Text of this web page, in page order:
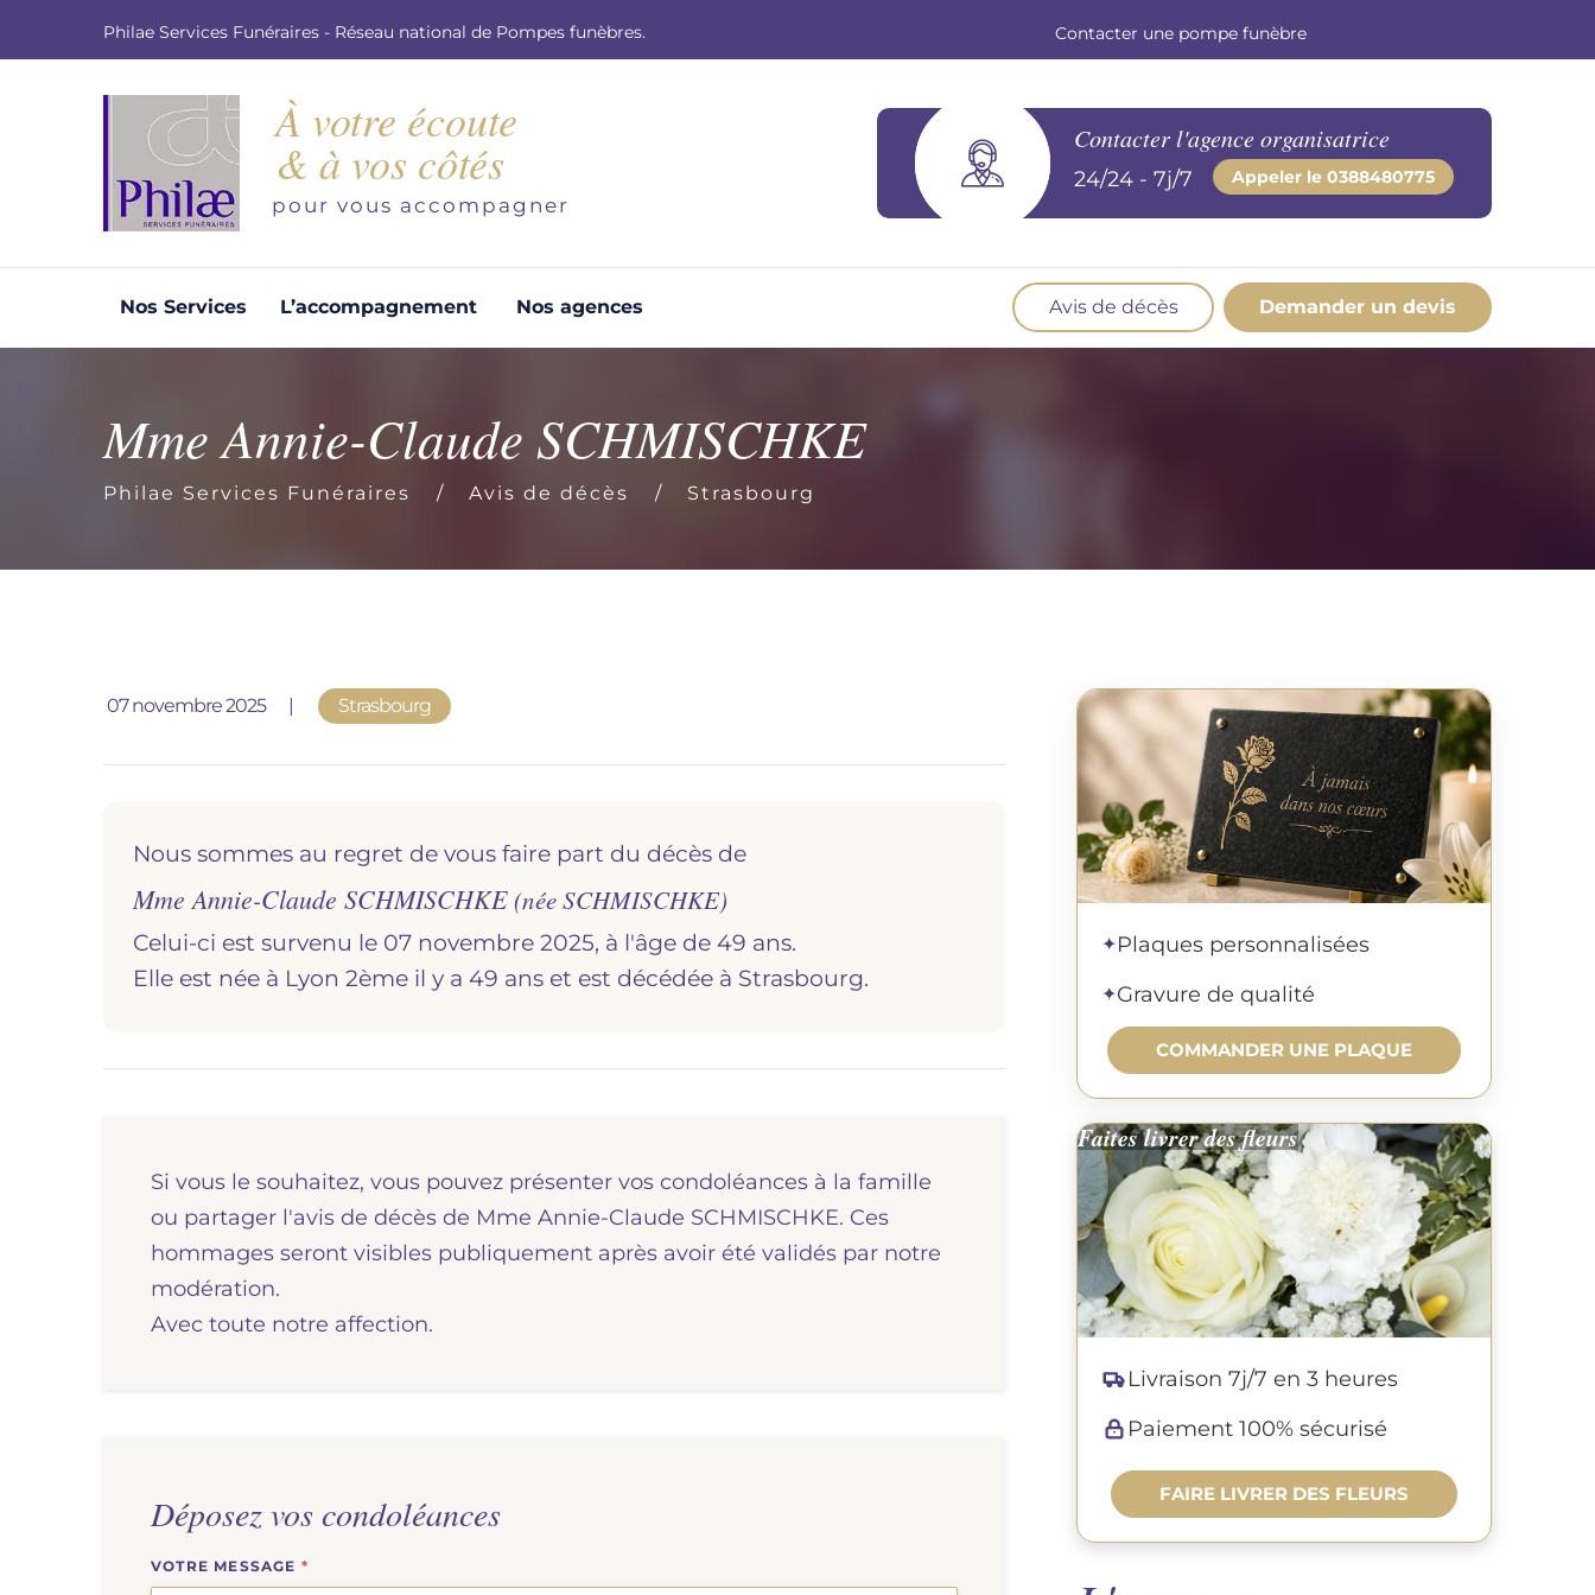
Philae Services Funéraires - Réseau national de Pompes funèbres. Contacter une pompe funèbre
À votre écoute
& à vos côtés
pour vous accompagner
Contacter l'agence organisatrice
24/24 - 7j/7 Appeler le 0388480775
Nos Services L’accompagnement Nos agences Avis de décès Demander un devis
d'obsèques, nos équipe s'engage à vous
répondre dans les meilleurs délais.
soulager vos proches pour l'organisation de la
cérémonie. Nous vous accompagnons.
Mme Annie-Claude SCHMISCHKE
Philae Services Funéraires Avis de décès Strasbourg
Publié le
07 novembre 2025 Strasbourg
Nous sommes au regret de vous faire part du décès de
Mme Annie-Claude SCHMISCHKE (née SCHMISCHKE)
Celui-ci est survenu le 07 novembre 2025, à l'âge de 49 ans.
Elle est née à
lyon 2ème il y a 49 ans et est décédée à strasbourg.
Si vous le souhaitez, vous pouvez présenter vos condoléances à la famille
ou partager l'avis de décès de Mme Annie-Claude SCHMISCHKE. Ces
hommages seront visibles publiquement après avoir été validés par notre
modération.
Avec toute notre affection.
Déposez vos condoléances
VOTRE MESSAGE *
✦Plaques personnalisées
✦Gravure de qualité
COMMANDER UNE PLAQUE
Faites livrer des fleurs
Livraison 7j/7 en 3 heures
Paiement 100% sécurisé
FAIRE LIVRER DES FLEURS